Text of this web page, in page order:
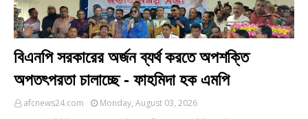
বিএনপি সরকারের অর্জন ব্যর্থ করতে অপশক্তি
অপতৎপরতা চালাচ্ছে - ফাহমিদা হক এমপি
afcnews24.com Monday, August 03, 2026